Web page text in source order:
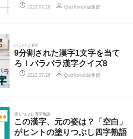
2022.07.29 QuizKnock編集部
バラバラ漢字
9分割された漢字1文字を当て
ろ！バラバラ漢字クイズ8
2022.07.26 QuizKnock編集部
塗りつぶし四字熟語
この漢字、元の姿は？「空白」
がヒントの塗りつぶし四字熟語